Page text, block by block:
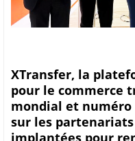
XTransfer, la
pour le commerce
mondial et numéro
sur les